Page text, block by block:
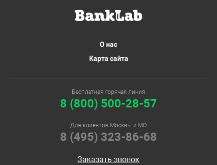
О нас
Карта сайта
Бесплатная горячая линия
8 (800) 500-28-57
Для клиентов Москвы и МО
8 (495) 323-86-68
Заказать звонок